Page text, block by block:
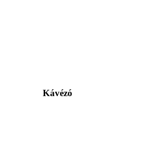
Kávézó